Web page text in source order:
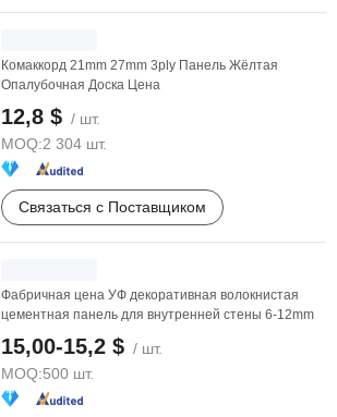
Комаккорд 21mm 27mm 3ply Панель Жёлтая
Опалубочная Доска Цена
12,8 $ / шт.
MOQ:2 304 шт.
Связаться с Поставщиком
Фабричная цена УФ декоративная волокнистая
цементная панель для внутренней стены 6-12mm
15,00-15,2 $ / шт.
MOQ:500 шт.